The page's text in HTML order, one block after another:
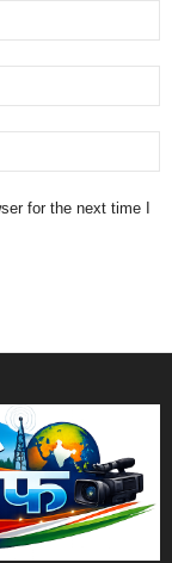
for the next time I